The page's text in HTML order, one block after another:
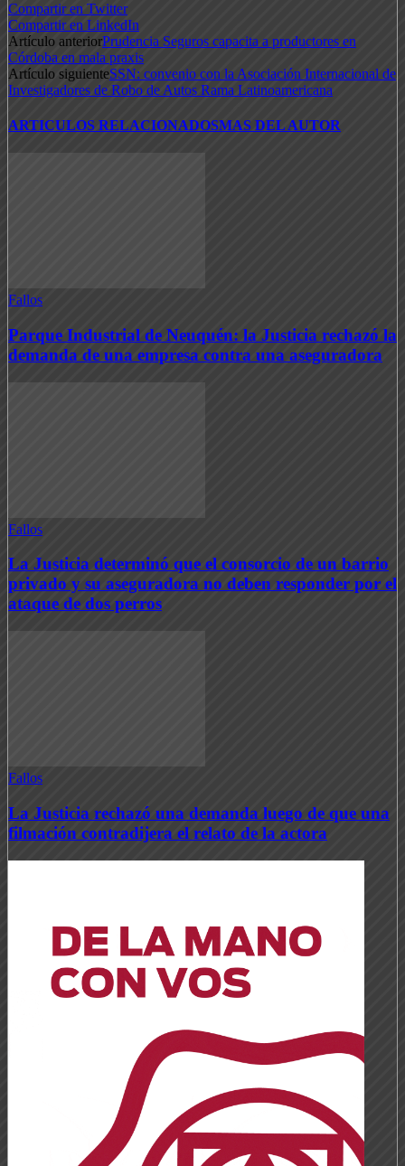
Compartir en Twitter
Compartir en LinkedIn
Artículo anteriorPrudencia Seguros capacita a productores en
Córdoba en mala praxis
Artículo siguienteSSN: convenio con la Asociación Internacional de
Investigadores de Robo de Autos Rama Latinoamericana
ARTICULOS RELACIONADOSMAS DEL AUTOR
Fallos
Parque Industrial de Neuquén: la Justicia rechazó la
demanda de una empresa contra una aseguradora
Fallos
La Justicia determinó que el consorcio de un barrio
privado y su aseguradora no deben responder por el
ataque de dos perros
Fallos
La Justicia rechazó una demanda luego de que una
filmación contradijera el relato de la actora